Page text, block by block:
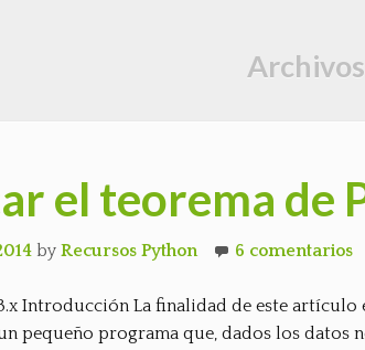
el teorema de
by Recursos Python 6 comentarios
Introducción La finalidad de este
pequeño programa que, dados los datos